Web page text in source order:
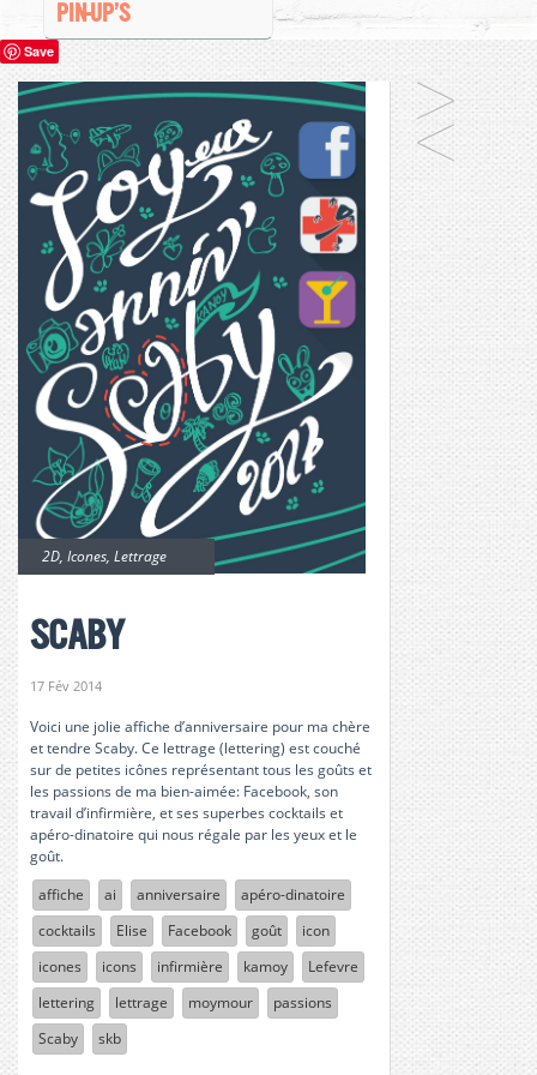
PIN-UP’S
Save
2D, Icones, Lettrage
Scaby
17 Fév 2014
Voici une jolie affiche d’anniversaire pour ma chère
et tendre Scaby. Ce lettrage (lettering) est couché
sur de petites icônes représentant tous les goûts et
les passions de ma bien-aimée: Facebook, son
travail d’infirmière, et ses superbes cocktails et
apéro-dinatoire qui nous régale par les yeux et le
goût.
affiche
ai anniversaire
apéro-dinatoire
cocktails
Elise Facebook goût
icon
icones
icons infirmière kamoy
Lefevre
lettering
lettrage moymour
passions
Scaby
skb